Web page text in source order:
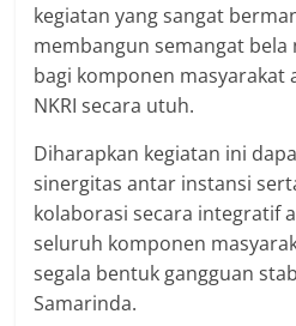
kegiatan yang sangat
membangun semangat bela
bagi komponen masyarakat
NKRI secara utuh.
Diharapkan kegiatan ini
sinergitas antar instansi
kolaborasi secara integratif
seluruh komponen
segala bentuk gangguan
Samarinda.